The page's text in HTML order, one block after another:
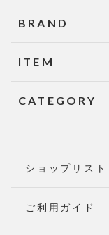
BRAND
ITEM
CATEGORY
ショップリスト
ご利用ガイド